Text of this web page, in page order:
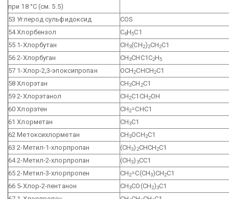
при 18 °С (см. 5.5)
53 Углерод сульфидоксид
COS
54 Хлорбензол
С6Н5С1
55 1-Хлорбутан
СН3(СН2)2СН2С1
56 2-Хлорбуган
СН3СНС1С2Н5
57 1-Хлор-2,3-эпоксипропан ОСН2СНСН2С1
58 Хлорэтан
СН3СН2С1
59 2-Хлорэтанол
СН2С1СН2ОН
60 Хлорэтен
СН2=СНС1
61 Хлорметан
СН3С1
62 Метоксихлорметан
СН3ОСН2С1
63 2-Метил-1-хлорпропан
(СН3)2СНСН2С1
64 2-Метил-2-хлорпропан
(СН3)3СС1
65 2-Метил-3-хлорпропен
СН2=С(СН3)СН2С1
66 5-Хлор-2-пентанон
СН3СО(СН2)3С1